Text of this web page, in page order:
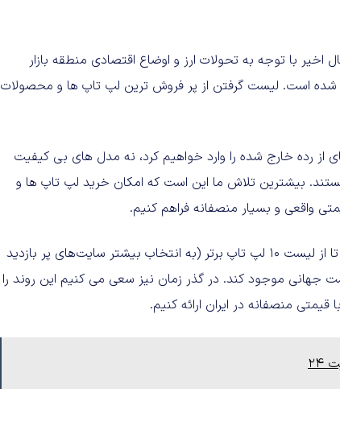
با توجه به تحولات ارز و اوضاع‌ اقتصادی منطقه بازار
است. لیست گرفتن از پر فروش‌ ترین لپ تاپ‌ ها و محصولات
از رده خارج شده را وارد خواهیم کرد، نه مدل های بی کیفیت
بیشترین تلاش ما این است که امکان خرید لپ تاپ ها و
واقعی و بسیار منصفانه فراهم کنیم.
برای نمونه فروشگاه روژسا در سال 2016 این افتخار را داشت تا از لیست 10 لپ تاپ برتر (به انتخاب بیشتر سایت‌های پر بازدید
ایران با قیمت جهانی موجود کند. در گذر زمان نیز سعی می‌ کنیم این روند را
منصفانه در ایران ارائه کنیم.